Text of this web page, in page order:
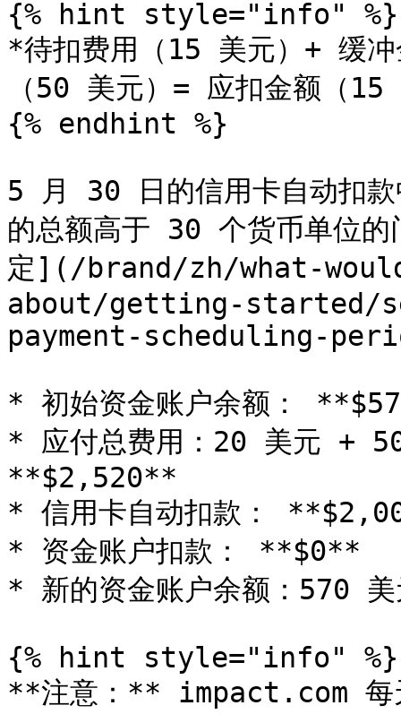
{% hint style="info" %}
*待扣费用（15 美元）+ 缓
（50 美元）= 应扣金额（
{% endhint %}
5 月 30 日的信用卡自动扣
的总额高于 30 个货币单位
定](/brand/zh/what-
about/getting-started/
payment-scheduling-
* 初始资金账户余额：
* 应付总费用：20 美元 +
**$2,520**
* 信用卡自动扣款：
* 资金账户扣款： **$0**
* 新的资金账户余额：
{% hint style="info" %}
**注意：** impact.com 每